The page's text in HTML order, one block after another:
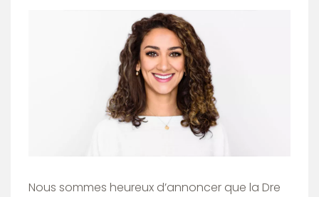
Nous sommes heureux d’annoncer que la Dre